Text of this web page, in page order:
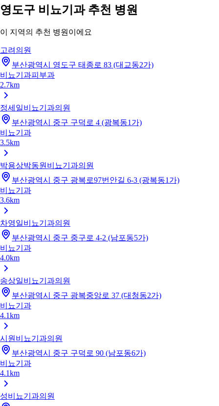
영도구 비뇨기과 추천 병원
이 지역의 추천 병원이에요
고려의원
부산광역시 영도구 태종로 83 (대교동2가)
비뇨기과피부과
2.7km
정세일비뇨기과의원
부산광역시 중구 구덕로 4 (광복동1가)
비뇨기과
3.5km
박용상박동원비뇨기과의원
부산광역시 중구 광복로97번안길 6-3 (광복동1가)
비뇨기과
3.6km
차영일비뇨기과의원
부산광역시 중구 중구로 4-2 (남포동5가)
비뇨기과
4.0km
송상일비뇨기과의원
부산광역시 중구 광복중앙로 37 (대청동2가)
비뇨기과
4.1km
시원비뇨기과의원
부산광역시 중구 구덕로 90 (남포동6가)
비뇨기과
4.1km
성비뇨기과의원